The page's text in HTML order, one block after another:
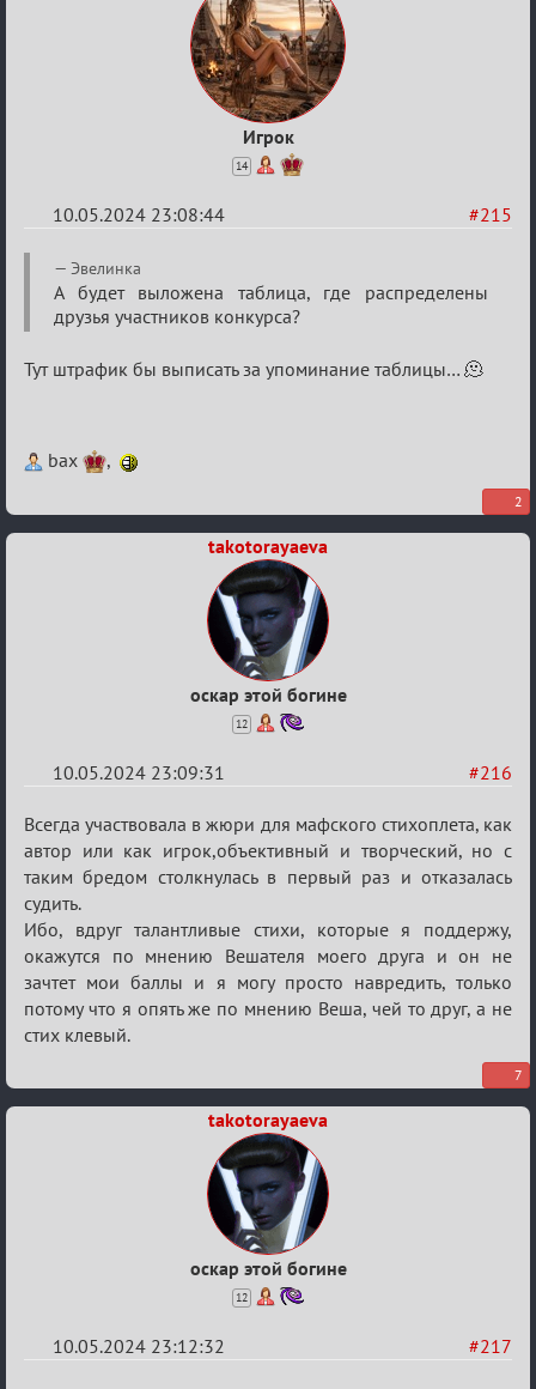
Игрок
14
#215
10.05.2024 23:08:44
Re:
Мафский
Стихоплёт
(обсуждение)
Эвелинка
А будет выложена таблица, где распределены
друзья участников конкурса?
Тут штрафик бы выписать за упоминание таблицы… 🫠
bax ,
2
takotorayaeva
оскар этой богине
12
#216
10.05.2024 23:09:31
Re:
Мафский
Стихоплёт
(обсуждение)
Всегда участвовала в жюри для мафского стихоплета, как
автор или как игрок,объективный и творческий, но с
таким бредом столкнулась в первый раз и отказалась
судить.
Ибо, вдруг талантливые стихи, которые я поддержу,
окажутся по мнению Вешателя моего друга и он не
зачтет мои баллы и я могу просто навредить, только
потому что я опять же по мнению Веша, чей то друг, а не
стих клевый.
7
takotorayaeva
оскар этой богине
12
#217
10.05.2024 23:12:32